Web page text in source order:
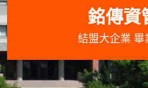
Skip
to
content
銘傳資
結盟大企業 畢